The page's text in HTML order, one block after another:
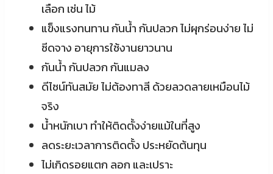
เลือก เช่น ไม้
แข็งแรงทนทาน กันน้ำ กันปลวก ไม่ผุกร่อนง่าย ไม่
ซีดจาง อายุการใช้งานยาวนาน
กันน้ำ กันปลวก กันแมลง
ดีไซน์ทันสมัย ไม่ต้องทาสี ด้วยลวดลายเหมือนไม้
จริง
น้ำหนักเบา ทำให้ติดตั้งง่ายแม้ในที่สูง
ลดระยะเวลาการติดตั้ง ประหยัดต้นทุน
ไม่เกิดรอยแตก ลอก และเปราะ